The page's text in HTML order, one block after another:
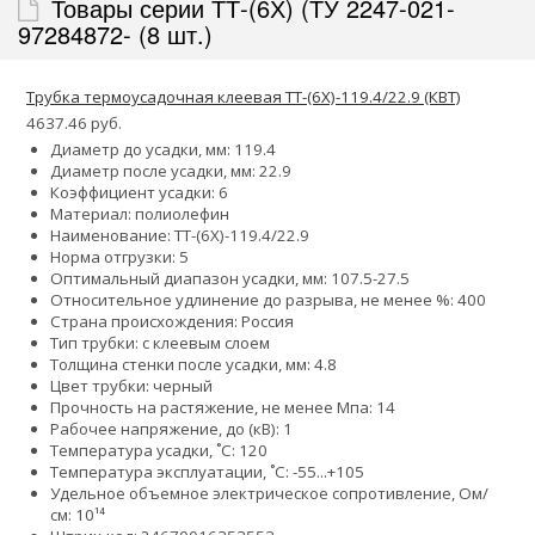
Товары серии ТТ-(6Х) (ТУ 2247-021-
97284872- (8 шт.)
Трубка термоусадочная клеевая ТТ-(6Х)-119.4/22.9 (КВТ)
4637.46 руб.
Диаметр до усадки, мм: 119.4
Диаметр после усадки, мм: 22.9
Коэффициент усадки: 6
Материал: полиолефин
Наименование: ТТ-(6Х)-119.4/22.9
Норма отгрузки: 5
Оптимальный диапазон усадки, мм: 107.5-27.5
Относительное удлинение до разрыва, не менее %: 400
Страна происхождения: Россия
Тип трубки: с клеевым слоем
Толщина стенки после усадки, мм: 4.8
Цвет трубки: черный
Прочность на растяжение, не менее Мпа: 14
Рабочее напряжение, до (кВ): 1
Температура усадки, ˚С: 120
Температура эксплуатации, ˚С: -55...+105
Удельное объемное электрическое сопротивление, Ом/
см: 10¹⁴